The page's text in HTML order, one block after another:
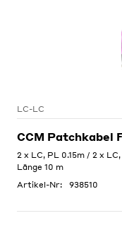
LC-LC
CCM Patchkabel
2 x LC, PL 0.15m / 2 x
Länge 10 m
Artikel-Nr:
938510